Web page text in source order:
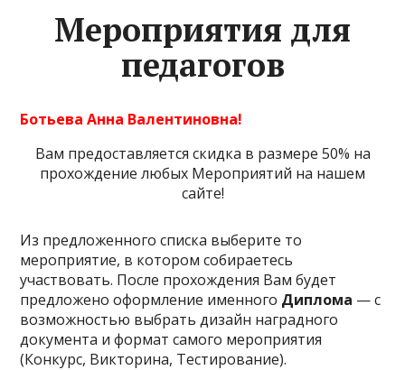
Мероприятия для
педагогов
Ботьева Анна Валентиновна!
Вам предоставляется скидка в размере 50% на
прохождение любых Мероприятий на нашем
сайте!
Из предложенного списка выберите то
мероприятие, в котором собираетесь
участвовать. После прохождения Вам будет
предложено оформление именного Диплома — с
возможностью выбрать дизайн наградного
документа и формат самого мероприятия
(Конкурс, Викторина, Тестирование).